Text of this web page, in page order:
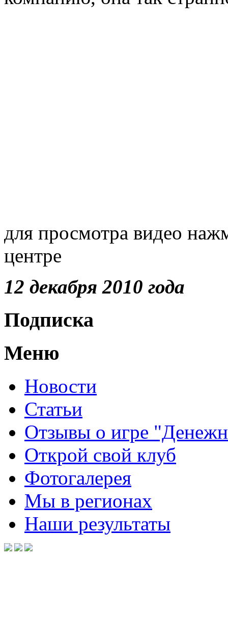
для просмотра видео
центре
12 декабря 2010 года
Подписка
Меню
Новости
Статьи
Отзывы о игре
Открой свой клуб
Фотогалерея
Мы в регионах
Наши результаты